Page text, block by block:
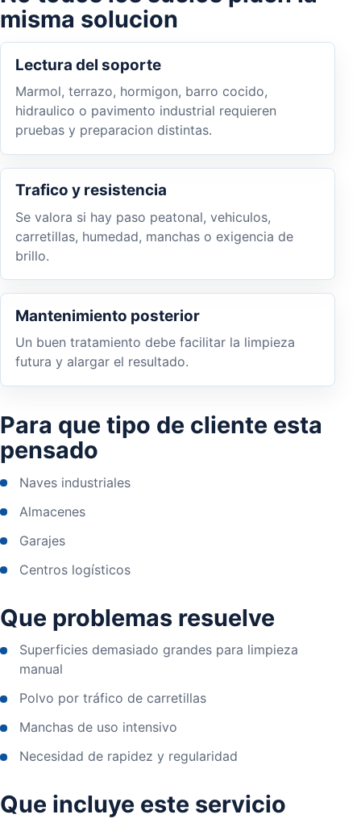
misma solucion
Lectura del soporte
Marmol, terrazo, hormigon, barro cocido,
hidraulico o pavimento industrial requieren
pruebas y preparacion distintas.
Trafico y resistencia
Se valora si hay paso peatonal, vehiculos,
carretillas, humedad, manchas o exigencia de
brillo.
Mantenimiento posterior
Un buen tratamiento debe facilitar la limpieza
futura y alargar el resultado.
Para que tipo de cliente esta
pensado
Naves industriales
Almacenes
Garajes
Centros logísticos
Que problemas resuelve
Superficies demasiado grandes para limpieza
manual
Polvo por tráfico de carretillas
Manchas de uso intensivo
Necesidad de rapidez y regularidad
Que incluye este servicio